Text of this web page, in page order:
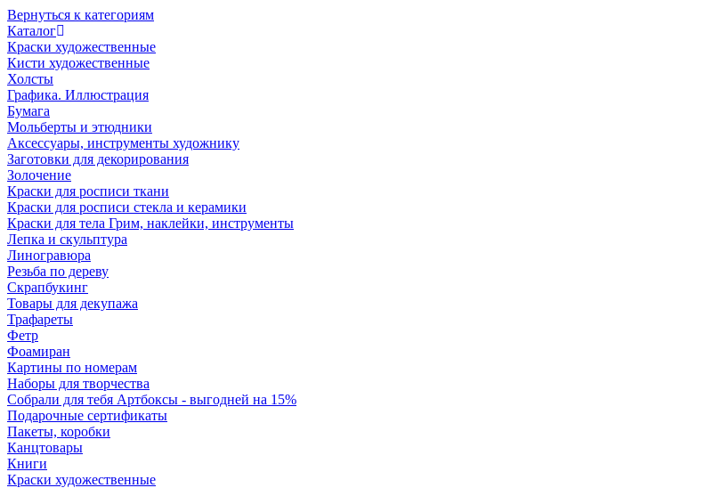
Вернуться к категориям
Каталог
Краски художественные
Кисти художественные
Холсты
Графика. Иллюстрация
Бумага
Мольберты и этюдники
Аксессуары, инструменты художнику
Заготовки для декорирования
Золочение
Краски для росписи ткани
Краски для росписи стекла и керамики
Краски для тела Грим, наклейки, инструменты
Лепка и скульптура
Линогравюра
Резьба по дереву
Скрапбукинг
Товары для декупажа
Трафареты
Фетр
Фоамиран
Картины по номерам
Наборы для творчества
Собрали для тебя Артбоксы - выгодней на 15%
Подарочные сертификаты
Пакеты, коробки
Канцтовары
Книги
Краски художественные